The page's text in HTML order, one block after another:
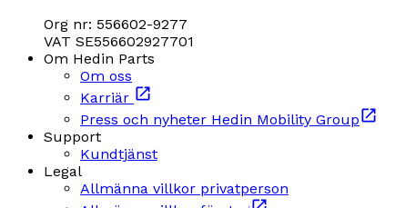
Org nr: 556602-9277
VAT SE556602927701
Om Hedin Parts
Om oss
Karriär
Press och nyheter Hedin Mobility Group
Support
Kundtjänst
Legal
Allmänna villkor privatperson